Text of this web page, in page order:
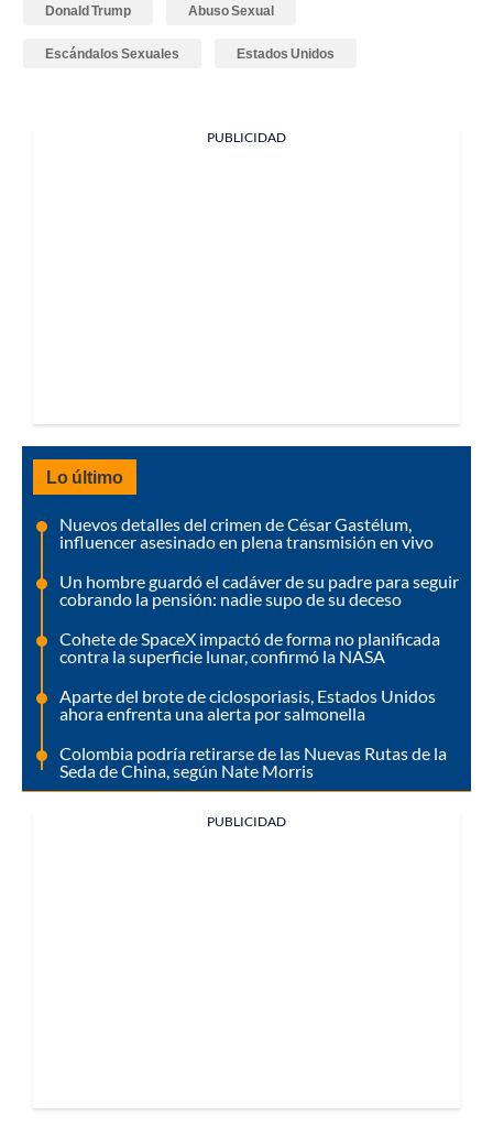
Donald Trump Abuso Sexual
Escándalos Sexuales Estados Unidos
PUBLICIDAD
Lo último
Nuevos detalles del crimen de César Gastélum,
influencer asesinado en plena transmisión en vivo
Un hombre guardó el cadáver de su padre para seguir
cobrando la pensión: nadie supo de su deceso
Cohete de SpaceX impactó de forma no planificada
contra la superficie lunar, confirmó la NASA
Aparte del brote de ciclosporiasis, Estados Unidos
ahora enfrenta una alerta por salmonella
Colombia podría retirarse de las Nuevas Rutas de la
Seda de China, según Nate Morris
PUBLICIDAD